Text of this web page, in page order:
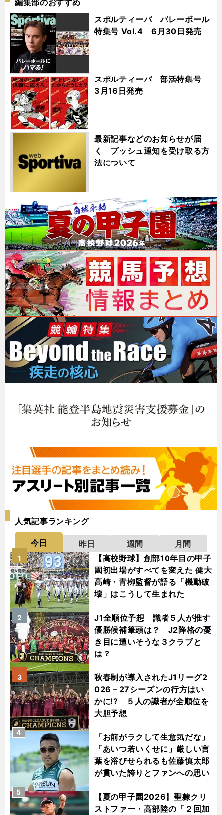
編集部のおすすめ
スポルティーバ バレーボール
特集号 Vol.4 6月30日発売
スポルティーバ 部活特集号
3月16日発売
最新記事などのお知らせが届
く プッシュ通知を受け取る方
法について
人気記事ランキング
今日 昨日 週間
月間
【高校野球】創部10年目の甲子
園初出場がすべてを変えた 健大
高崎・青栁監督が語る「機動破
壊」はこうして生まれた
1
J1全順位予想 識者５人が推す
優勝候補筆頭は？ J2降格の憂
き目に遭いそうな３クラブと
は？
2
秋春制が導入されたJ1リーグ2
026－27シーズンの行方はい
かに!? ５人の識者が全順位を
大胆予想
3
「お前がラクして生意気だな」
「あいつ若いくせに」厳しい言
葉を浴びせられるも佐藤慎太郎
が貫いた誇りとファンへの思い
4
【夏の甲子園2026】聖隷クリ
ストファー・高部陸の「２回加
5